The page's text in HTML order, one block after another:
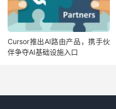
Cursor推出AI路由产品，携手伙
伴争夺AI基础设施入口